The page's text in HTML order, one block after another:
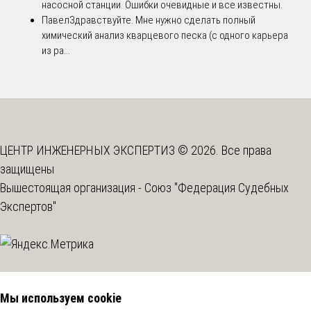
насосной станции. Ошибки очевидные и все известны.
ПавелЗдравствуйте. Мне нужно сделать полный
химический анализ кварцевого песка (с одного карьера
из ра...
ЦЕНТР ИНЖЕНЕРНЫХ ЭКСПЕРТИЗ © 2026. Все права
защищены
Вышестоящая организация - Союз "Федерация Судебных
Экспертов"
Мы используем cookie